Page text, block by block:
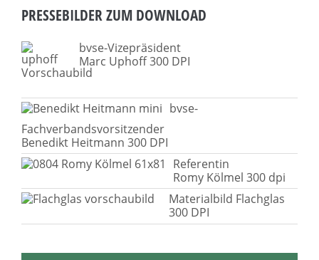
PRESSEBILDER ZUM DOWNLOAD
bvse-Vizepräsident
Marc Uphoff 300 DPI
bvse-
Fachverbandsvorsitzender
Benedikt Heitmann 300 DPI
Referentin
Romy Kölmel 300 dpi
Materialbild Flachglas
300 DPI